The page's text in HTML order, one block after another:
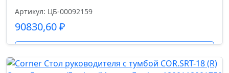
Артикул: ЦБ-00092159
90830,60₽